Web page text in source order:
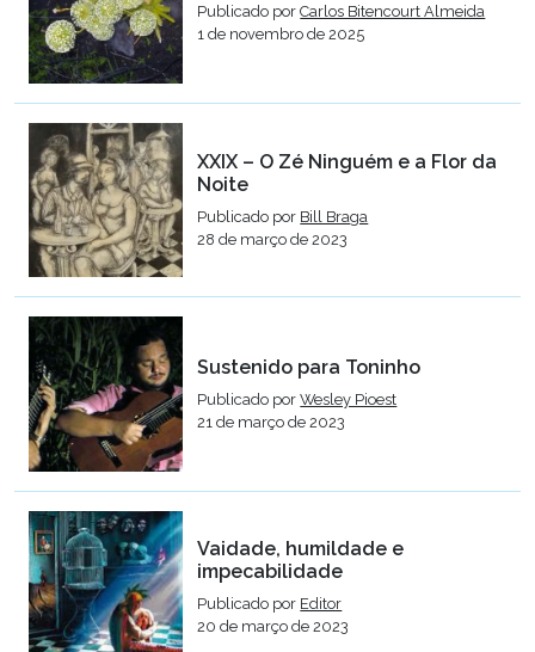
Publicado porCarlos Bitencourt Almeida
1 de novembro de 2025
XXIX – O Zé Ninguém e a Flor da
Noite
Publicado por Bill Braga
28 de março de 2023
Sustenido para Toninho
Publicado porWesley Pioest
21 de março de 2023
Vaidade, humildade e
impecabilidade
Publicado por Editor
20 de março de 2023